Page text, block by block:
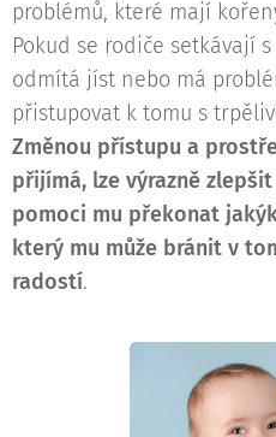
problémů, které mají
Pokud se rodiče setkávají
odmítá jíst nebo má
přistupovat k tomu s
Změnou přístupu a
přijímá, lze výrazně
pomoci mu překonat
který mu může bránit v
radostí.